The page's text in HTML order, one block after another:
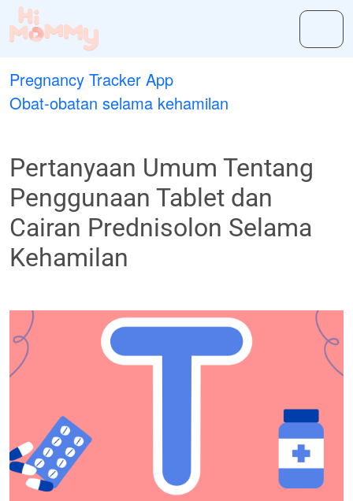
Pregnancy Tracker App
Obat-obatan selama kehamilan
Pertanyaan Umum Tentang
Penggunaan Tablet dan
Cairan Prednisolon Selama
Kehamilan